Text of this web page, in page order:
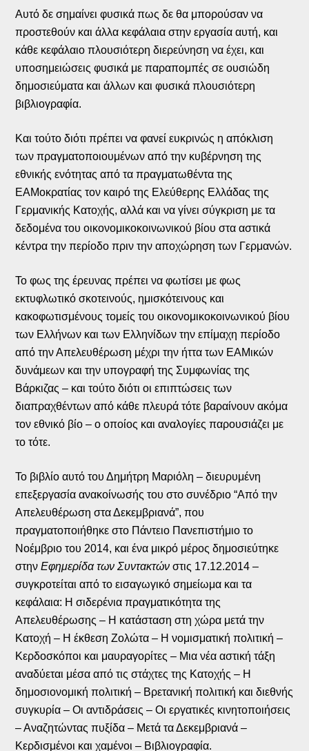
Αυτό δε σημαίνει φυσικά πως δε θα μπορούσαν να
προστεθούν και άλλα κεφάλαια στην εργασία αυτή, και
κάθε κεφάλαιο πλουσιότερη διερεύνηση να έχει, και
υποσημειώσεις φυσικά με παραπομπές σε ουσιώδη
δημοσιεύματα και άλλων και φυσικά πλουσιότερη
βιβλιογραφία.
Και τούτο διότι πρέπει να φανεί ευκρινώς η απόκλιση
των πραγματοποιουμένων από την κυβέρνηση της
εθνικής ενότητας από τα πραγματωθέντα της
ΕΑΜοκρατίας τον καιρό της Ελεύθερης Ελλάδας της
Γερμανικής Κατοχής, αλλά και να γίνει σύγκριση με τα
δεδομένα του οικονομικοκοινωνικού βίου στα αστικά
κέντρα την περίοδο πριν την αποχώρηση των Γερμανών.
Το φως της έρευνας πρέπει να φωτίσει με φως
εκτυφλωτικό σκοτεινούς, ημισκότεινους και
κακοφωτισμένους τομείς του οικονομικοκοινωνικού βίου
των Ελλήνων και των Ελληνίδων την επίμαχη περίοδο
από την Απελευθέρωση μέχρι την ήττα των ΕΑΜικών
δυνάμεων και την υπογραφή της Συμφωνίας της
Βάρκιζας – και τούτο διότι οι επιπτώσεις των
διαπραχθέντων από κάθε πλευρά τότε βαραίνουν ακόμα
τον εθνικό βίο – ο οποίος και αναλογίες παρουσιάζει με
το τότε.
Το βιβλίο αυτό του Δημήτρη Μαριόλη – διευρυμένη
επεξεργασία ανακοίνωσής του στο συνέδριο “Από την
Απελευθέρωση στα Δεκεμβριανά”, που
πραγματοποιήθηκε στο Πάντειο Πανεπιστήμιο το
Νοέμβριο του 2014, και ένα μικρό μέρος δημοσιεύτηκε
στηνΕφημερίδα των Συντακτών στις 17.12.2014 –
συγκροτείται από το εισαγωγικό σημείωμα και τα
κεφάλαια: Η σιδερένια πραγματικότητα της
Απελευθέρωσης – Η κατάσταση στη χώρα μετά την
Κατοχή – Η έκθεση Ζολώτα – Η νομισματική πολιτική –
Κερδοσκόποι και μαυραγορίτες – Μια νέα αστική τάξη
αναδύεται μέσα από τις στάχτες της Κατοχής – Η
δημοσιονομική πολιτική – Βρετανική πολιτική και διεθνής
συγκυρία – Οι αντιδράσεις – Οι εργατικές κινητοποιήσεις
– Αναζητώντας πυξίδα – Μετά τα Δεκεμβριανά –
Κερδισμένοι και χαμένοι – Βιβλιογραφία.